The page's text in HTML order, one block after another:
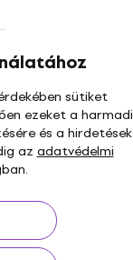
sütiket
ezeket a
és a hirdetések
az adatvédelmi